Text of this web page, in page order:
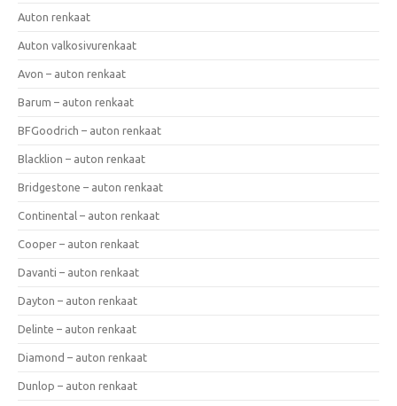
Auton renkaat
Auton valkosivurenkaat
Avon – auton renkaat
Barum – auton renkaat
BFGoodrich – auton renkaat
Blacklion – auton renkaat
Bridgestone – auton renkaat
Continental – auton renkaat
Cooper – auton renkaat
Davanti – auton renkaat
Dayton – auton renkaat
Delinte – auton renkaat
Diamond – auton renkaat
Dunlop – auton renkaat